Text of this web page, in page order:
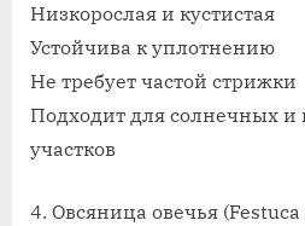
Низкорослая и кустистая
Устойчива к уплотнению
Не требует частой стрижки
Подходит для солнечных и
участков
4. Овсяница овечья